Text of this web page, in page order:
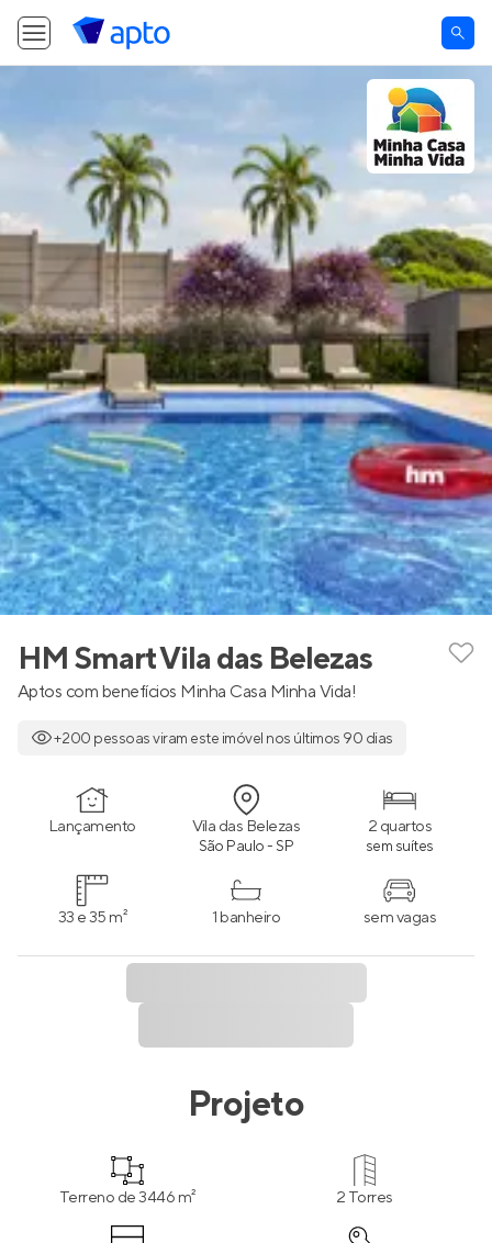
HM Smart Vila das Belezas
Aptos com benefícios Minha Casa Minha Vida!
+200 pessoas viram este imóvel nos últimos 90 dias
Lançamento Vila das Belezas
São Paulo - SP
2 quartos
sem suítes
33 e 35 m² 1 banheiro sem vagas
Projeto
Terreno de 3446 m² 2 Torres